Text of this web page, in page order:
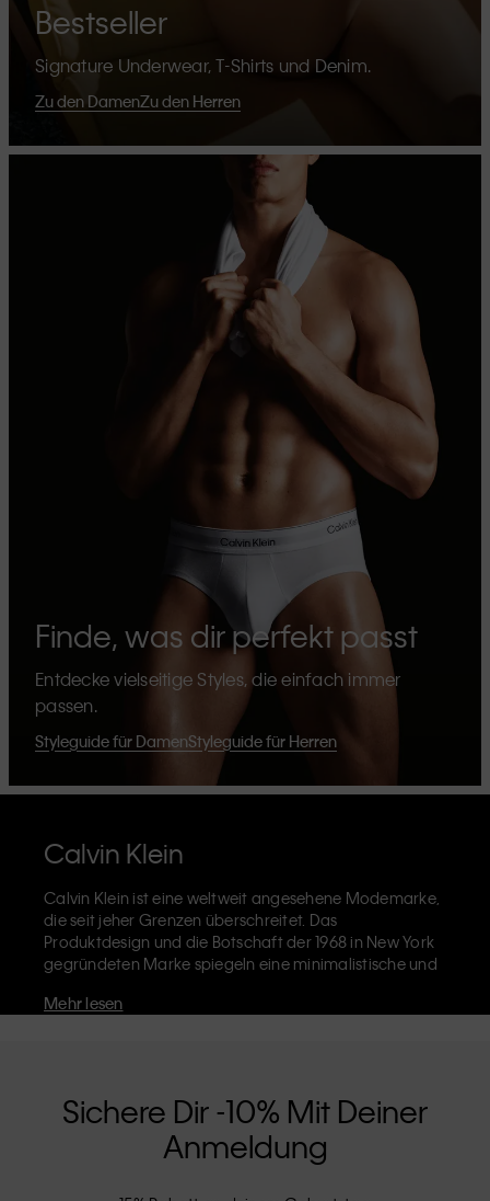
Bestseller
Signature Underwear, T-Shirts und Denim.
Zu den DamenZu den Herren
Finde, was dir perfekt passt
Entdecke vielseitige Styles, die einfach immer
passen.
Styleguide für DamenStyleguide für Herren
Calvin Klein
Calvin Klein ist eine weltweit angesehene Modemarke,
die seit jeher Grenzen überschreitet. Das
Produktdesign und die Botschaft der 1968 in New York
gegründeten Marke spiegeln eine minimalistische und
Selbstentfaltung zelebriert. Die Marke Calvin Klein ist
die darauf abzielen, alltägliche Essentials aufzuwerten.
Jedes der Calvin-Klein-Labels – Calvin Klein, Calvin
Klein Jeans, Calvin Klein Underwear,Calvin Klein Kids
Mehr lesen
Sichere Dir -10% Mit Deiner
Anmeldung